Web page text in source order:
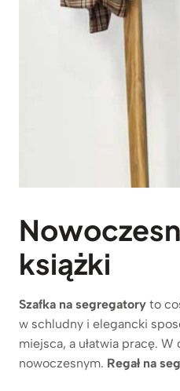
książki
Szafka na segregatory to
w schludny i elegancki
miejsca, a ułatwia pracę.
nowoczesnym. Regał na